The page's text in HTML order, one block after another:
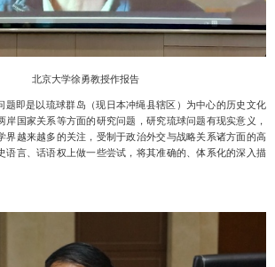
北京大学徐勇教授作报告
题即是以琉球群岛（现日本冲绳县辖区）为中心的历史文化
岸国家关系等方面的研究问题，研究琉球问题有现实意义，
界越来越多的关注，受制于政治外交与战略关系诸方面的高
语言、话语权上做一些尝试，将其准确的、体系化的深入描